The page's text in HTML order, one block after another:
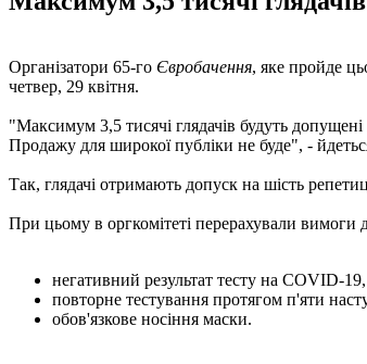
Організатори 65-го Євробачення, яке пройде
четвер, 29 квітня.
"Максимум 3,5 тисячі глядачів будуть
Продажу для широкої публіки не буде", -
Так, глядачі отримають допуск на шість
При цьому в оргкомітеті перерахували вимоги
негативний результат тесту на COVID-
повторне тестування протягом п'яти
обов'язкове носіння маски.